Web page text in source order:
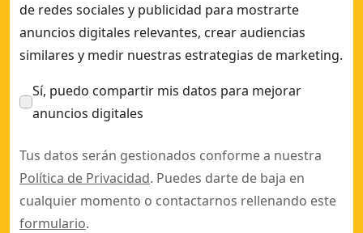
de redes sociales y publicidad para mostrarte
anuncios digitales relevantes, crear audiencias
similares y medir nuestras estrategias de marketing.
Sí, puedo compartir mis datos para mejorar
anuncios digitales
Tus datos serán gestionados conforme a nuestra
Política de Privacidad. Puedes darte de baja en
cualquier momento o contactarnos rellenando este
formulario.